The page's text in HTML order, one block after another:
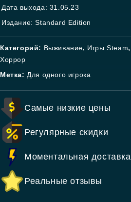
Дата выхода: 31.05.23
Издание: Standard Edition
Категорий: Выживание, Игры Steam,
Хоррор
Метка: Для одного игрока
Самые низкие цены
Регулярные скидки
Моментальная доставка
Реальные отзывы